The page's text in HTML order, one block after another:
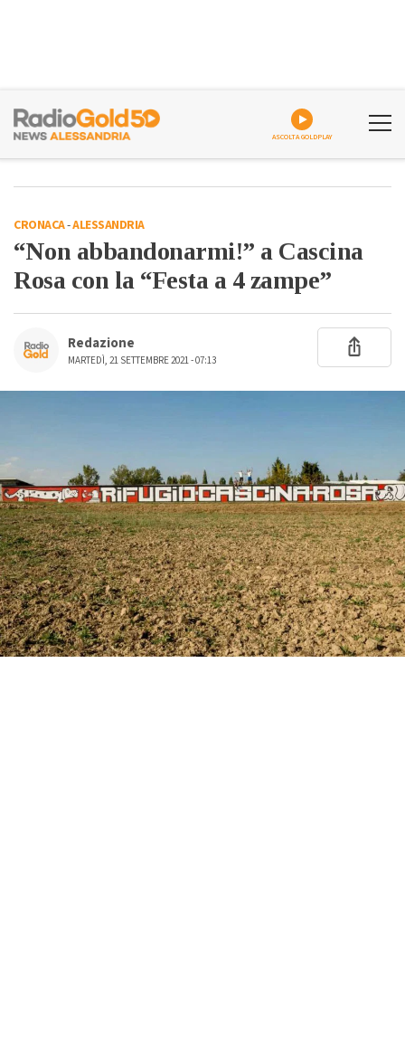
ASCOLTA GOLDPLAY
CRONACA-ALESSANDRIA
“Non abbandonarmi!” a Cascina
Rosa con la “Festa a 4 zampe”
Redazione
MARTEDÌ, 21 SETTEMBRE 2021 - 07:13